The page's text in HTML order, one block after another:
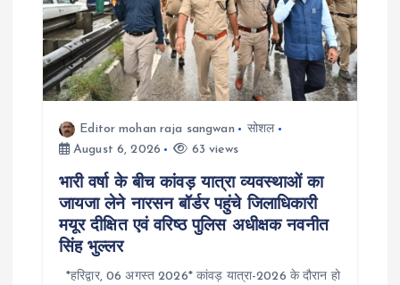
Editor mohan raja sangwan
सोशल
August 6, 2026
63 views
भारी वर्षा के बीच कांवड़ यात्रा व्यवस्थाओं का
जायजा लेने नारसन बॉर्डर पहुंचे जिलाधिकारी
मयूर दीक्षित एवं वरिष्ठ पुलिस अधीक्षक नवनीत
सिंह भुल्लर
*हरिद्वार, 06 अगस्त 2026* कांवड़ यात्रा-2026 के दौरान हो